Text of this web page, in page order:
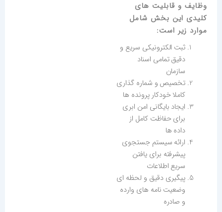
وظایف و قابلیت های
کلیدی این بخش شامل
موارد زیر است:
ثبت الکترونیکی سریع و
دقیق تمامی اسناد
سازمان
تخصیص و شماره گذاری
کاملا خودکار پرونده ها
ایجاد بایگانی امن ابری
برای حفاظت کامل از
داده ها
ارائه سیستم جستجوی
پیشرفته برای یافتن
سریع اطلاعات
پیگیری دقیق و لحظه ای
وضعیت نامه های وارده
و صادره